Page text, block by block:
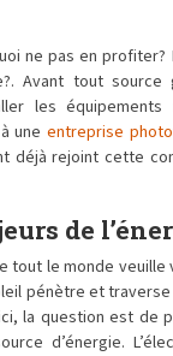
ne pas en profiter?
Avant tout
les
uneentreprise
déjà rejoint cette
de
tout le monde veuille
pénètre et
la question est de
d’énergie.